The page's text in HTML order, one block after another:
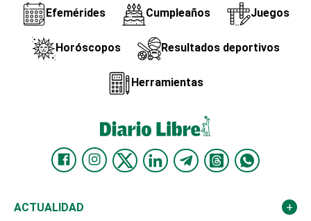
Efemérides Cumpleaños Juegos
Horóscopos Resultados deportivos
Herramientas
ACTUALIDAD